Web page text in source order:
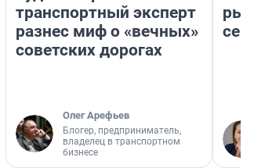
транспортный эксперт
разнес миф о «вечных»
советских дорогах
Олег Арефьев
Блогер, предприниматель,
владелец в транспортном
бизнесе